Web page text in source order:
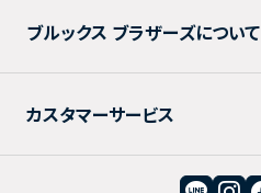
ブルックス ブラザーズについて
カスタマーサービス